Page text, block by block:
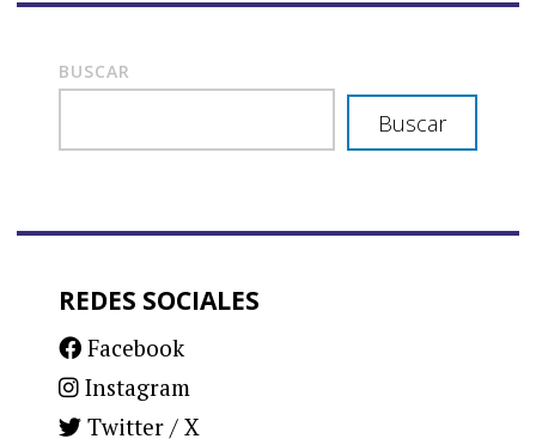
BUSCAR
Buscar
REDES SOCIALES
Facebook
Instagram
Twitter / X